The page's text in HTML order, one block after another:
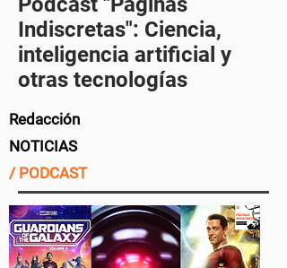
Indiscretas": Ciencia,
inteligencia artificial y
otras tecnologías
Redacción
NOTICIAS
/ PODCAST